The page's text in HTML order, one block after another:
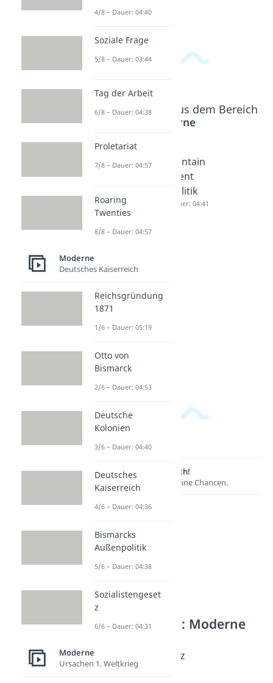
Ereignisse.
Beliebte Inhalte aus dem Bereich
Moderne
Wirtscha
Dauer: 05:08
Kalter
Contain
ment
Politik
Dauer: 04:41
Lernen lohnt sich!
Entdecke hier deine Chancen.
Weitere Inhalte: Moderne
Potsdamer Konferenz
Dauer: 04:29
4/8 – Dauer: 04:40
Soziale Frage
5/8 – Dauer: 03:44
Tag der Arbeit
6/8 – Dauer: 04:38
Proletariat
7/8 – Dauer: 04:57
Roaring
Twenties
8/8 – Dauer: 04:57
Moderne
Deutsches Kaiserreich
Reichsgründung
1871
1/6 – Dauer: 05:19
Otto von
Bismarck
2/6 – Dauer: 04:53
Deutsche
Kolonien
3/6 – Dauer: 04:40
Deutsches
Kaiserreich
4/6 – Dauer: 04:36
Bismarcks
Außenpolitik
5/6 – Dauer: 04:38
Sozialistengeset
z
6/6 – Dauer: 04:31
Moderne
Ursachen 1. Weltkrieg